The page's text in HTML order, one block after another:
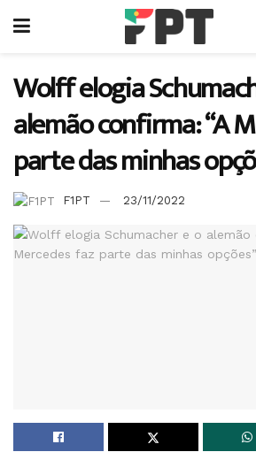
Wolff elogia
alemão confirma: “A
parte das minhas
F1PT 23/11/2022